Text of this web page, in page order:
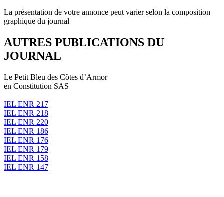
La présentation de votre annonce peut varier selon la composition
graphique du journal
AUTRES PUBLICATIONS DU
JOURNAL
Le Petit Bleu des Côtes d’Armor
en Constitution SAS
IEL ENR 217
IEL ENR 218
IEL ENR 220
IEL ENR 186
IEL ENR 176
IEL ENR 179
IEL ENR 158
IEL ENR 147